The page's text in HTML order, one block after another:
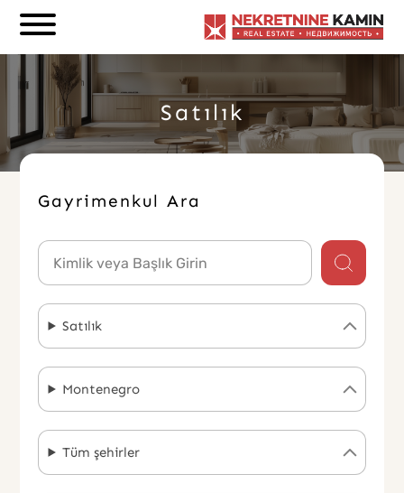
Satılık
Gayrimenkul Ara
Satılık
Montenegro
Tüm şehirler
Hoşgeldin
Genelde Birkaç Dk İçerisinde Dönüş Yapıyoruz